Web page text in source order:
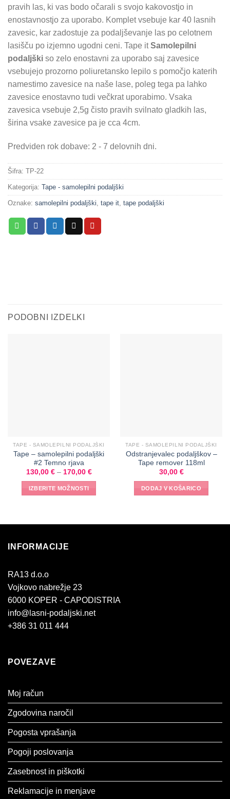
pravih las, ki vas bodo očarali s svojo kakovostjo in
enostavnostjo za uporabo. Komplet vsebuje kar 40 lasnih
zavesic, kar zadostuje za podaljševanje las po celotnem
lasišču po izjemno ugodni ceni. Tape itSamolepilni
podaljški so zelo enostavni za uporabo saj zavesice
vsebujejo prozorno poliuretansko lepilo s pomočjo katerih
namestimo zavesice na naše lase, poleg tega pa lahko
zavesice enostavno tudi večkrat uporabimo. Vsaka
zavesica vsebuje 2,5g čisto pravih svilnato gladkih las,
širina vsake zavesice pa je cca 4cm.
Predviden rok dobave: 2 - 7 delovnih dni.
Šifra: TP-22
Kategorija: Tape - samolepilni podaljški
Oznake: samolepilni podaljški, tape it, tape podaljški
PODOBNI IZDELKI
TAPE - SAMOLEPILNI PODALJŠKI
Tape – samolepilni podaljški
#2 Temno rjava
130,00 €– 170,00 €
IZBERITE MOŽNOSTI
TAPE - SAMOLEPILNI PODALJŠKI
Odstranjevalec podaljškov –
Tape remover 118ml
30,00 €
DODAJ V KOŠARICO
INFORMACIJE
RA13 d.o.o
Vojkovo nabrežje 23
6000 KOPER - CAPODISTRIA
info@lasni-podaljski.net
+386 31 011 444
POVEZAVE
Moj račun
Zgodovina naročil
Pogosta vprašanja
Pogoji poslovanja
Zasebnost in piškotki
Reklamacije in menjave